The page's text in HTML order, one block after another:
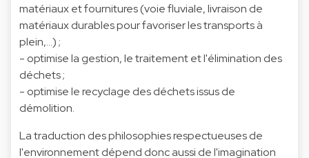
matériaux et fournitures (voie fluviale, livraison de
matériaux durables pour favoriser les transports à
plein,...) ;
- optimise la gestion, le traitement et l'élimination des
déchets ;
- optimise le recyclage des déchets issus de
démolition.
La traduction des philosophies respectueuses de
l'environnement dépend donc aussi de l'imagination